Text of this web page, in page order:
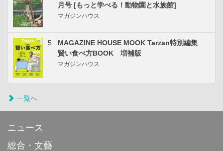
月号 [もっと学べる！動物園と水族館]
マガジンハウス
5
MAGAZINE HOUSE MOOK Tarzan特別編集
賢い食べ方BOOK 増補版
マガジンハウス
一覧へ
ニュース
総合・文藝